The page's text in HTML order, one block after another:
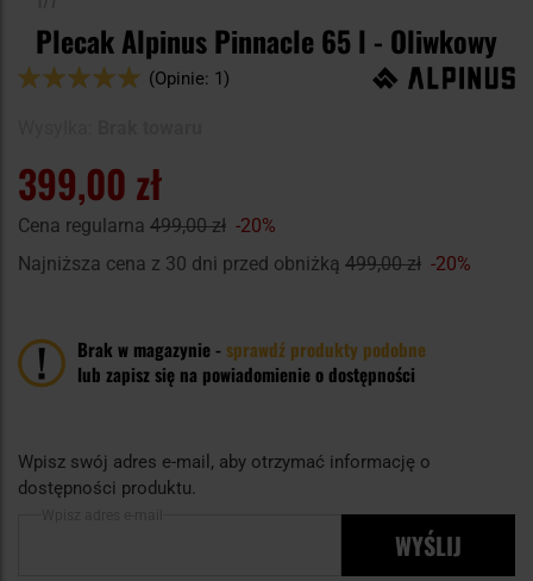
Plecak Alpinus Pinnacle 65 l - Oliwkowy
Ocena:
(Opinie: 1)
399,00 zł
Cena regularna 499,00 zł -20%
Najniższa cena z 30 dni przed obniżką 499,00 zł -20%
Brak w magazynie -sprawdź produkty podobne
lub zapisz się na powiadomienie o dostępności
Wpisz swój adres e-mail, aby otrzymać informację o
dostępności produktu.
WYŚLIJ